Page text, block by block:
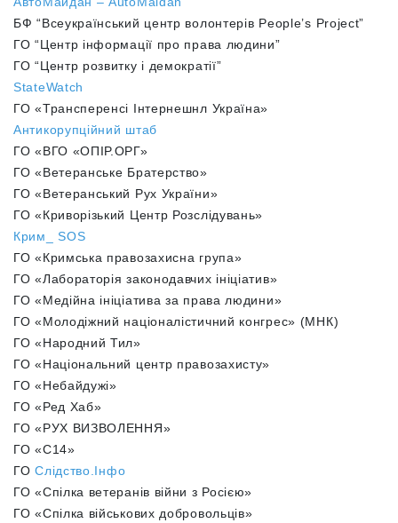
БФ “Всеукраїнський центр волонтерів People’s Project”
ГО “Центр інформації про права людини”
ГО “Центр розвитку і демократії”
StateWatch
ГО «Трансперенсі Інтернешнл Україна»
Антикорупційний штаб
ГО «ВГО «ОПІР.ОРГ»
ГО «Ветеранське Братерство»
ГО «Ветеранський Рух України»
ГО «Криворізький Центр Розслідувань»
Крим_ SOS
ГО «Кримська правозахисна група»
ГО «Лабораторія законодавчих ініціатив»
ГО «Медійна ініціатива за права людини»
ГО «Молодіжний націоналістичний конгрес» (МНК)
ГО «Народний Тил»
ГО «Національний центр правозахисту»
ГО «Небайдужі»
ГО «Ред Хаб»
ГО «РУХ ВИЗВОЛЕННЯ»
ГО «С14»
ГОСлідство.Інфо
ГО «Спілка ветеранів війни з Росією»
ГО «Спілка військових добровольців»